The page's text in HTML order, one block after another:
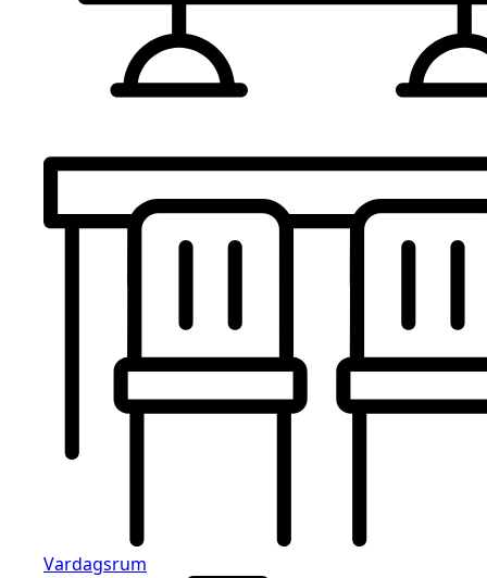
Vardagsrum